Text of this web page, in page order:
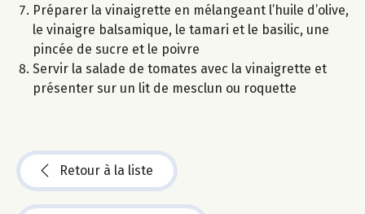
Préparer la vinaigrette en mélangeant l’huile d’olive,
le vinaigre balsamique, le tamari et le basilic, une
pincée de sucre et le poivre
Servir la salade de tomates avec la vinaigrette et
présenter sur un lit de mesclun ou roquette
Retour à la liste